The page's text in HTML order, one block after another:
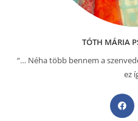
TÓTH MÁRIA
“… Néha több bennem a
ez